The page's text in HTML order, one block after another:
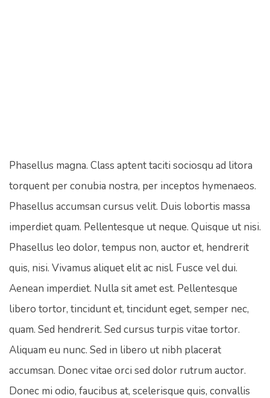
Phasellus magna. Class aptent taciti sociosqu ad litora
torquent per conubia nostra, per inceptos hymenaeos.
Phasellus accumsan cursus velit. Duis lobortis massa
imperdiet quam. Pellentesque ut neque. Quisque ut nisi.
Phasellus leo dolor, tempus non, auctor et, hendrerit
quis, nisi. Vivamus aliquet elit ac nisl. Fusce vel dui.
Aenean imperdiet. Nulla sit amet est. Pellentesque
libero tortor, tincidunt et, tincidunt eget, semper nec,
quam. Sed hendrerit. Sed cursus turpis vitae tortor.
Aliquam eu nunc. Sed in libero ut nibh placerat
accumsan. Donec vitae orci sed dolor rutrum auctor.
Donec mi odio, faucibus at, scelerisque quis, convallis